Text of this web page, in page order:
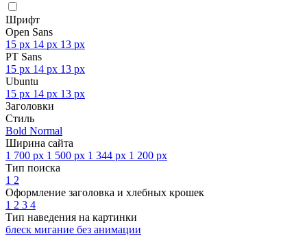
Шрифт
Open Sans
15 px 14 px 13 px
PT Sans
15 px 14 px 13 px
Ubuntu
15 px 14 px 13 px
Заголовки
Стиль
Bold Normal
Ширина сайта
1 700 px 1 500 px 1 344 px 1 200 px
Тип поиска
1 2
Оформление заголовка и хлебных крошек
1 2 3 4
Тип наведения на картинки
блеск мигание без анимации